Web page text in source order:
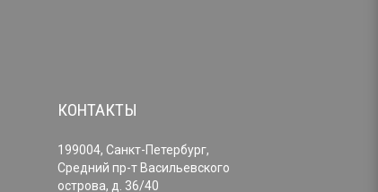
КОНТАКТЫ
199004, Санкт-Петербург,
Средний пр-т Васильевского
острова, д. 36/40